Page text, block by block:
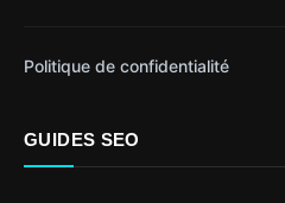
Politique de confidentialité
GUIDES SEO